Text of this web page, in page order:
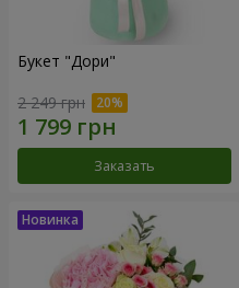
Букет "Дори"
2 249 грн
Заказать